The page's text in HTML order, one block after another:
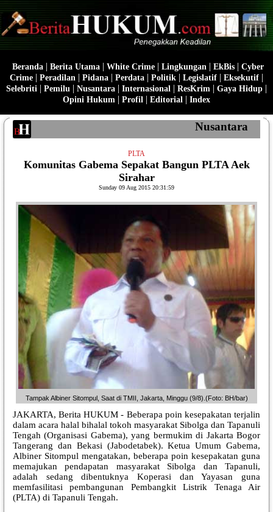
Beranda| Berita Utama| White Crime| Lingkungan | EkBis| Cyber
Crime | Peradilan | Pidana | Perdata | Politik | Legislatif | Eksekutif |
Selebriti | Pemilu | Nusantara | Internasional | ResKrim | Gaya Hidup |
Opini Hukum | Profil | Editorial | Index
Nusantara
PLTA
Komunitas Gabema Sepakat Bangun PLTA Aek
Sirahar
Sunday 09 Aug 2015 20:31:59
Tampak Albiner Sitompul, Saat di TMII, Jakarta, Minggu (9/8).(Foto: BH/bar)
JAKARTA, Berita HUKUM - Beberapa poin kesepakatan terjalin
dalam acara halal bihalal tokoh masyarakat Sibolga dan Tapanuli
Tengah (Organisasi Gabema), yang bermukim di Jakarta Bogor
Tangerang dan Bekasi (Jabodetabek). Ketua Umum Gabema,
Albiner Sitompul mengatakan, beberapa poin kesepakatan guna
memajukan pendapatan masyarakat Sibolga dan Tapanuli,
adalah sedang dibentuknya Koperasi dan Yayasan guna
memfasilitasi pembangunan Pembangkit Listrik Tenaga Air
(PLTA) di Tapanuli Tengah.